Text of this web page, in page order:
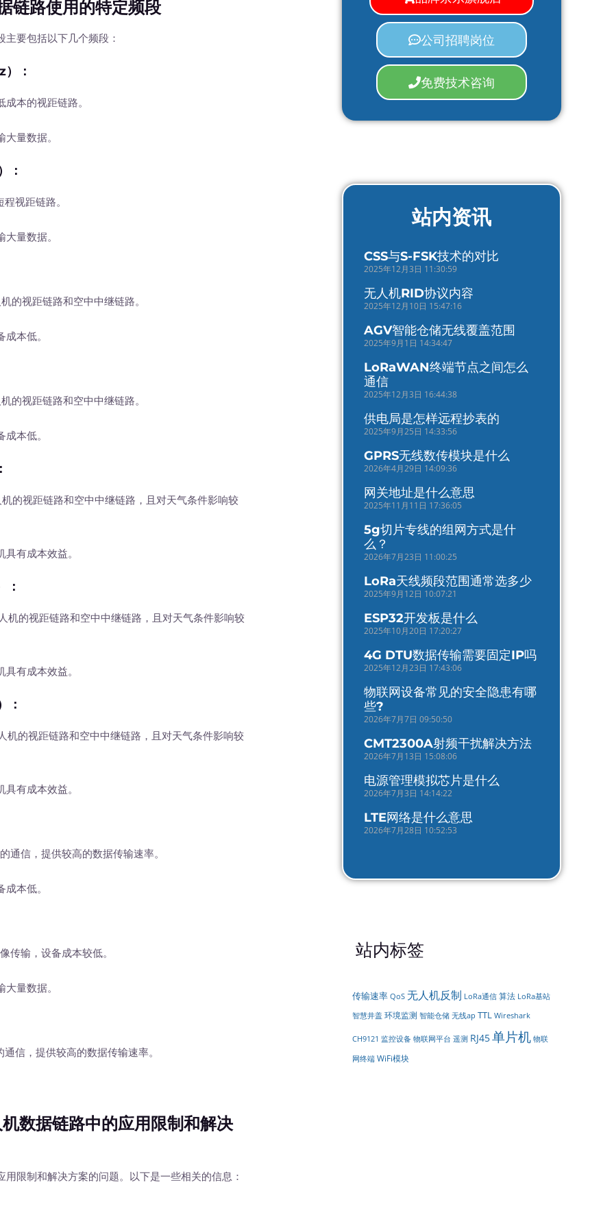
路使用的特定频段
要包括以下几个频段：
：
本的视距链路。
量数据。
：
视距链路。
量数据。
的视距链路和空中中继链路。
本低。
的视距链路和空中中继链路。
本低。
的视距链路和空中中继链路，且对天气条件影响较
有成本效益。
：
机的视距链路和空中中继链路，且对天气条件影响较
有成本效益。
：
机的视距链路和空中中继链路，且对天气条件影响较
有成本效益。
通信，提供较高的数据传输速率。
本低。
传输，设备成本较低。
量数据。
信，提供较高的数据传输速率。
据链路中的应用限制和解决
制和解决方案的问题。以下是一些相关的信息：
公司招聘岗位
免费技术咨询
站内资讯
CSS与S-FSK技术的对比
2025年12月3日 11:30:59
无人机RID协议内容
2025年12月10日 15:47:16
AGV智能仓储无线覆盖范围
2025年9月1日 14:34:47
LoRaWAN终端节点之间怎么
通信
2025年12月3日 16:44:38
供电局是怎样远程抄表的
2025年9月25日 14:33:56
GPRS无线数传模块是什么
2026年4月29日 14:09:36
网关地址是什么意思
2025年11月11日 17:36:05
5g切片专线的组网方式是什
么？
2026年7月23日 11:00:25
LoRa天线频段范围通常选多少
2025年9月12日 10:07:21
ESP32开发板是什么
2025年10月20日 17:20:27
4G DTU数据传输需要固定IP吗
2025年12月23日 17:43:06
物联网设备常见的安全隐患有哪
些?
2026年7月7日 09:50:50
CMT2300A射频干扰解决方法
2026年7月13日 15:08:06
电源管理模拟芯片是什么
2026年7月3日 14:14:22
LTE网络是什么意思
2026年7月28日 10:52:53
站内标签
传输速率 QoS 无人机反制 LoRa通信 算法 LoRa基站
智慧井盖 环境监测 智能仓储 无线ap TTL Wireshark
CH9121 监控设备 物联网平台 遥测 RJ45单片机 物联
网终端 WiFi模块